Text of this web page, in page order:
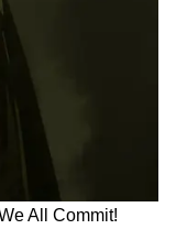
CM Convoy
जम्मू में डिप्टी CM के
गाड़ी ने शख्स को मारी
के व्यक्ति की मौत